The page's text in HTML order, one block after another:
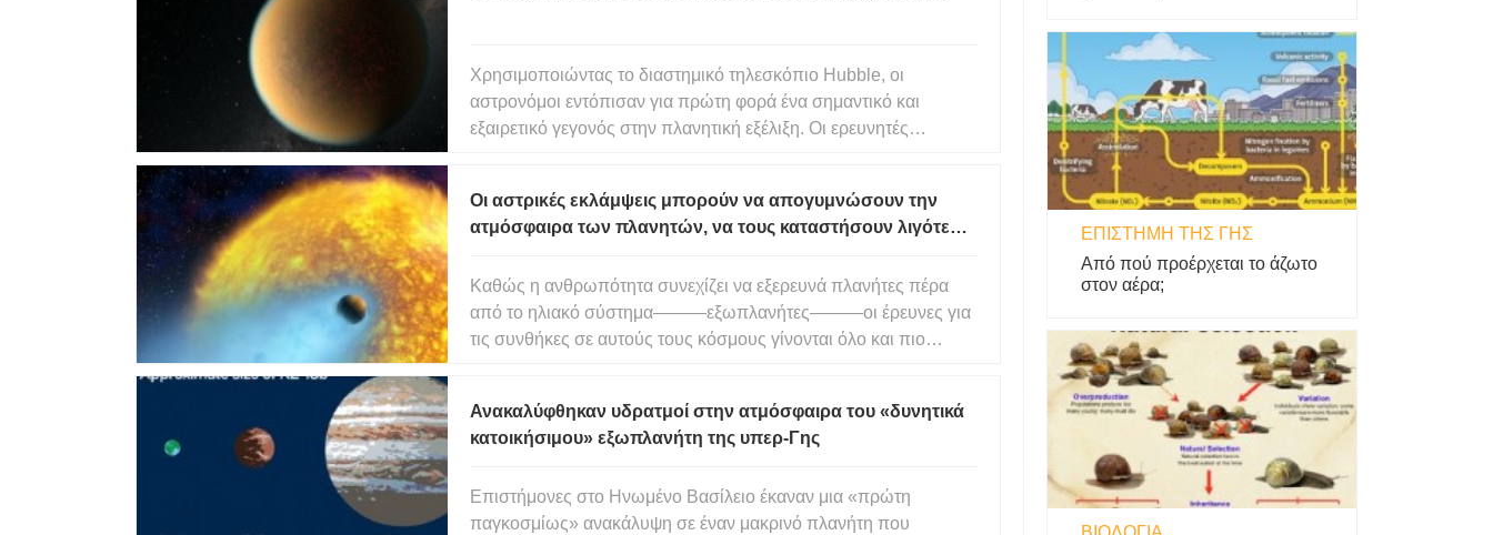
Χρησιμοποιώντας το διαστημικό τηλεσκόπιο Hubble, οι
αστρονόμοι εντόπισαν για πρώτη φορά ένα σημαντικό και
εξαιρετικό γεγονός στην πλανητική εξέλιξη. Οι ερευνητές
κόσμου. Ο πλανήτης –GJ 11
Οι αστρικές εκλάμψεις μπορούν να απογυμνώσουν την
ατμόσφαιρα των πλανητών, να τους καταστήσουν λιγότερο
Καθώς η ανθρωπότητα συνεχίζει να εξερευνά πλανήτες πέρα ​​
από το ηλιακό σύστημα———εξωπλανήτες———οι έρευνες για
τις συνθήκες σε αυτούς τους κόσμους γίνονται όλο και πιο
εντοπίσει ποια αστέ
Ανακαλύφθηκαν υδρατμοί στην ατμόσφαιρα του «δυνητικά
κατοικήσιμου» εξωπλανήτη της υπερ-Γης
Επιστήμονες στο Ηνωμένο Βασίλειο έκαναν μια «πρώτη
παγκοσμίως» ανακάλυψη σε έναν μακρινό πλανήτη που
ΕΠΙΣΤΉΜΗ ΤΗΣ ΓΗΣ
Από πού προέρχεται το άζωτο
στον αέρα;